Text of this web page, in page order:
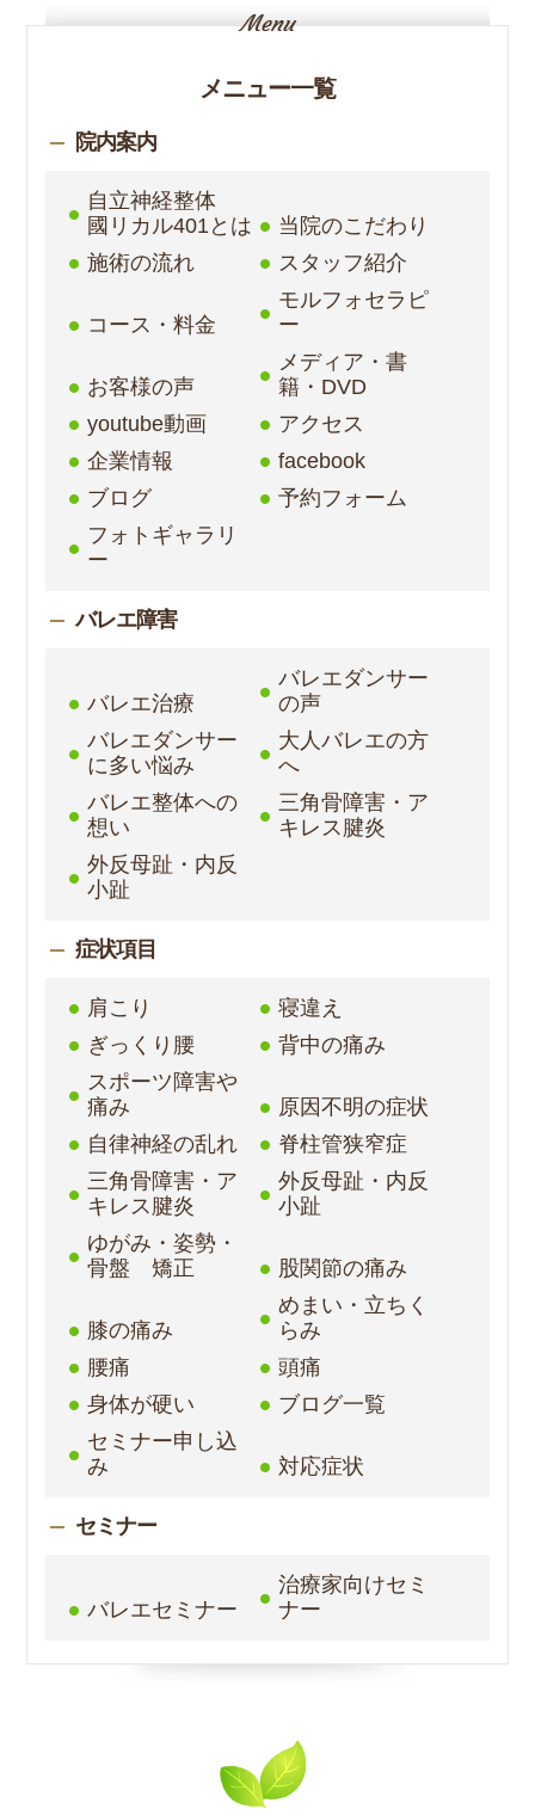
メニュー一覧
院内案内
自立神経整体
國リカル401とは
当院のこだわり
施術の流れ
スタッフ紹介
コース・料金
モルフォセラピ
ー
お客様の声
メディア・書
籍・DVD
youtube動画
アクセス
企業情報
facebook
ブログ
予約フォーム
フォトギャラリ
ー
バレエ障害
バレエ治療
バレエダンサー
の声
バレエダンサー
に多い悩み
大人バレエの方
へ
バレエ整体への
想い
三角骨障害・ア
キレス腱炎
外反母趾・内反
小趾
症状項目
肩こり
寝違え
ぎっくり腰
背中の痛み
スポーツ障害や
痛み
原因不明の症状
自律神経の乱れ
脊柱管狭窄症
三角骨障害・ア
キレス腱炎
外反母趾・内反
小趾
ゆがみ・姿勢・
骨盤 矯正
股関節の痛み
膝の痛み
めまい・立ちく
らみ
腰痛
頭痛
身体が硬い
ブログ一覧
セミナー申し込
み
対応症状
セミナー
バレエセミナー
治療家向けセミ
ナー